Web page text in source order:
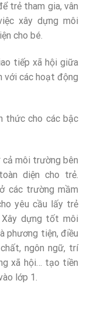
trẻ tham gia, vân
xây dựng môi
cho bé.
tiếp xã hội giữa
với các hoạt động
thức cho các bậc
cả môi trường bên
diện cho trẻ.
các trường mầm
yêu cầu lấy trẻ
dựng tốt môi
phương tiện, điều
ngôn ngữ, trí
xã hội… tạo tiền
lớp 1.